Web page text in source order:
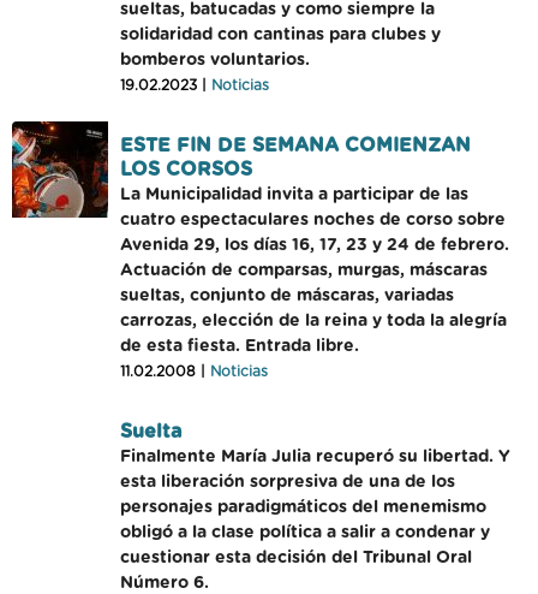
sueltas, batucadas y como siempre la
solidaridad con cantinas para clubes y
bomberos voluntarios.
19.02.2023 | Noticias
ESTE FIN DE SEMANA COMIENZAN
LOS CORSOS
La Municipalidad invita a participar de las
cuatro espectaculares noches de corso sobre
Avenida 29, los días 16, 17, 23 y 24 de febrero.
Actuación de comparsas, murgas, máscaras
sueltas, conjunto de máscaras, variadas
carrozas, elección de la reina y toda la alegría
de esta fiesta. Entrada libre.
11.02.2008 | Noticias
Suelta
Finalmente María Julia recuperó su libertad. Y
esta liberación sorpresiva de una de los
personajes paradigmáticos del menemismo
obligó a la clase política a salir a condenar y
cuestionar esta decisión del Tribunal Oral
Número 6.